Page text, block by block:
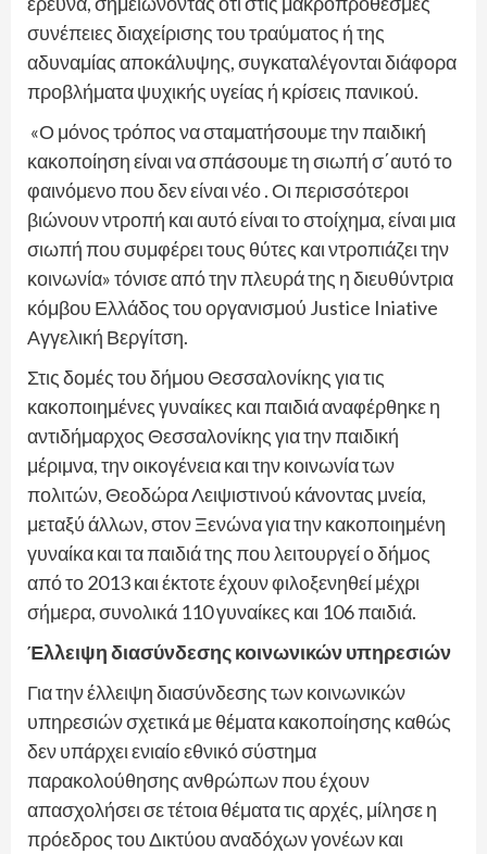
συνέπειες διαχείρισης του τραύματος ή της
αδυναμίας αποκάλυψης, συγκαταλέγονται διάφορα
προβλήματα ψυχικής υγείας ή κρίσεις πανικού.
«Ο μόνος τρόπος να σταματήσουμε την παιδική
κακοποίηση είναι να σπάσουμε τη σιωπή σ΄αυτό το
φαινόμενο που δεν είναι νέο . Οι περισσότεροι
βιώνουν ντροπή και αυτό είναι το στοίχημα, είναι μια
σιωπή που συμφέρει τους θύτες και ντροπιάζει την
κοινωνία» τόνισε από την πλευρά της η διευθύντρια
κόμβου Ελλάδος του οργανισμού Justice Iniative
Αγγελική Βεργίτση.
Στις δομές του δήμου Θεσσαλονίκης για τις
κακοποιημένες γυναίκες και παιδιά αναφέρθηκε η
αντιδήμαρχος Θεσσαλονίκης για την παιδική
μέριμνα, την οικογένεια και την κοινωνία των
πολιτών, Θεοδώρα Λειψιστινού κάνοντας μνεία,
μεταξύ άλλων, στον Ξενώνα για την κακοποιημένη
γυναίκα και τα παιδιά της που λειτουργεί ο δήμος
από το 2013 και έκτοτε έχουν φιλοξενηθεί μέχρι
σήμερα, συνολικά 110 γυναίκες και 106 παιδιά.
Έλλειψη διασύνδεσης κοινωνικών υπηρεσιών
Για την έλλειψη διασύνδεσης των κοινωνικών
υπηρεσιών σχετικά με θέματα κακοποίησης καθώς
δεν υπάρχει ενιαίο εθνικό σύστημα
παρακολούθησης ανθρώπων που έχουν
απασχολήσει σε τέτοια θέματα τις αρχές, μίλησε η
πρόεδρος του Δικτύου αναδόχων γονέων και